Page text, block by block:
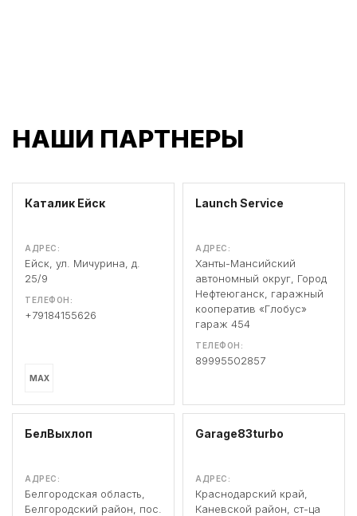
НАШИ ПАРТНЕРЫ
Каталик Ейск
АДРЕС:
Ейск, ул. Мичурина, д.
25/9
ТЕЛЕФОН:
+79184155626
MAX
Launch Service
АДРЕС:
Ханты-Мансийский
автономный округ, Город
Нефтеюганск, гаражный
кооператив «Глобус»
гараж 454
ТЕЛЕФОН:
89995502857
БелВыхлоп
АДРЕС:
Белгородская область,
Белгородский район, пос.
Garage83turbo
АДРЕС:
Краснодарский край,
Каневской район, ст-ца